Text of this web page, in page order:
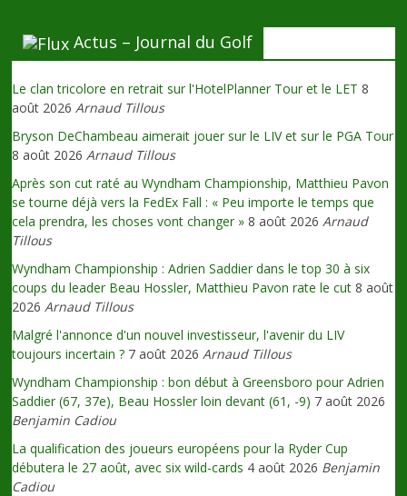
Actus – Journal du Golf
Le clan tricolore en retrait sur l'HotelPlanner Tour et le LET 8
août 2026 Arnaud Tillous
Bryson DeChambeau aimerait jouer sur le LIV et sur le PGA Tour
8 août 2026 Arnaud Tillous
Après son cut raté au Wyndham Championship, Matthieu Pavon
se tourne déjà vers la FedEx Fall : « Peu importe le temps que
cela prendra, les choses vont changer » 8 août 2026 Arnaud
Tillous
Wyndham Championship : Adrien Saddier dans le top 30 à six
coups du leader Beau Hossler, Matthieu Pavon rate le cut 8 août
2026 Arnaud Tillous
Malgré l'annonce d'un nouvel investisseur, l'avenir du LIV
toujours incertain ? 7 août 2026 Arnaud Tillous
Wyndham Championship : bon début à Greensboro pour Adrien
Saddier (67, 37e), Beau Hossler loin devant (61, -9) 7 août 2026
Benjamin Cadiou
La qualification des joueurs européens pour la Ryder Cup
débutera le 27 août, avec six wild-cards 4 août 2026 Benjamin
Cadiou